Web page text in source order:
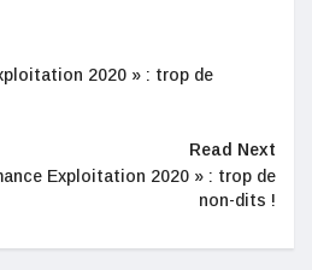
2020 » : trop de
Read Next
Exploitation 2020 » : trop de
non-dits !